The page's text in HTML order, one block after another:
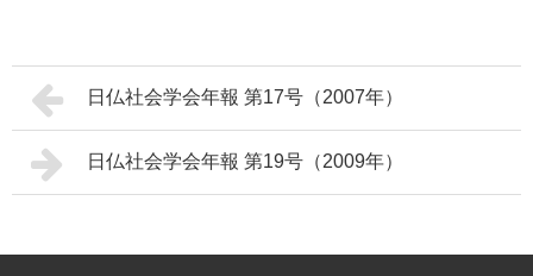
日仏社会学会年報 第17号（2007年）
日仏社会学会年報 第19号（2009年）